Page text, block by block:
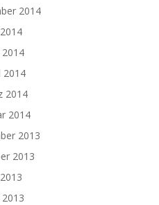
2014
2014
2014
2014
2014
2013
2013
2013